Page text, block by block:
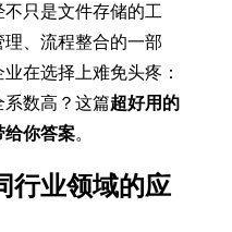
只是文件存储的工
、流程整合的一部
在选择上难免头疼：
数高？这篇超好用的
给你答案。
行业领域的应